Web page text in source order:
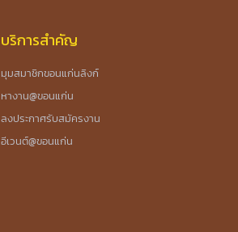
บริการสำคัญ
มุมสมาชิกขอนแก่นลิงก์
หางาน@ขอนแก่น
ลงประกาศรับสมัครงาน
อีเวนต์@ขอนแก่น